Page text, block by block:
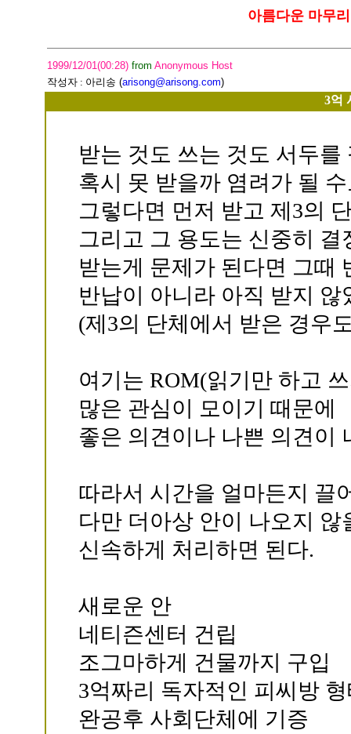
아름다운 마무
1999/12/01(00:28)from Anonymous Host
작성자 : 아리송 (arisong@arisong.com)
3억
받는 것도 쓰는 것도 서두를
혹시 못 받을까 염려가 될
그렇다면 먼저 받고 제3의
그리고 그 용도는 신중히 결
받는게 문제가 된다면 그때
반납이 아니라 아직 받지
(제3의 단체에서 받은 경우
여기는 ROM(읽기만 하고
많은 관심이 모이기 때문에
좋은 의견이나 나쁜 의견이
따라서 시간을 얼마든지 끌
다만 더아상 안이 나오지 않
신속하게 처리하면 된다.
새로운 안
네티즌센터 건립
조그마하게 건물까지 구입
3억짜리 독자적인 피씨방
완공후 사회단체에 기증